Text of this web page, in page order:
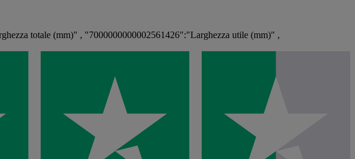
totale (mm)" , "7000000000002561426":"Larghezza utile (mm)" ,